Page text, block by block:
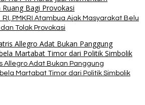
PMKRI Atambua Ajak Masyarakat Belu
Tolak Provokasi
Allegro Adat Bukan Panggung
Martabat Timor dari Politik Simbolik